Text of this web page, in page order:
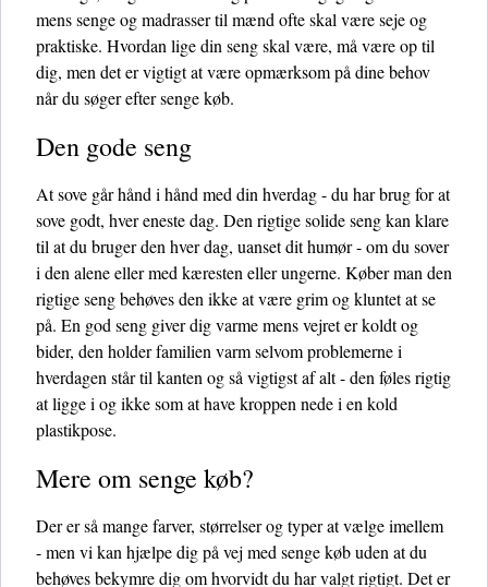
mens senge og madrasser til mænd ofte skal være seje og
praktiske. Hvordan lige din seng skal være, må være op til
dig, men det er vigtigt at være opmærksom på dine behov
når du søger efter senge køb.
Den gode seng
At sove går hånd i hånd med din hverdag - du har brug for at
sove godt, hver eneste dag. Den rigtige solide seng kan klare
til at du bruger den hver dag, uanset dit humør - om du sover
i den alene eller med kæresten eller ungerne. Køber man den
rigtige seng behøves den ikke at være grim og kluntet at se
på. En god seng giver dig varme mens vejret er koldt og
bider, den holder familien varm selvom problemerne i
hverdagen står til kanten og så vigtigst af alt - den føles rigtig
at ligge i og ikke som at have kroppen nede i en kold
plastikpose.
Mere om senge køb?
Der er så mange farver, størrelser og typer at vælge imellem
- men vi kan hjælpe dig på vej med senge køb uden at du
behøves bekymre dig om hvorvidt du har valgt rigtigt. Det er